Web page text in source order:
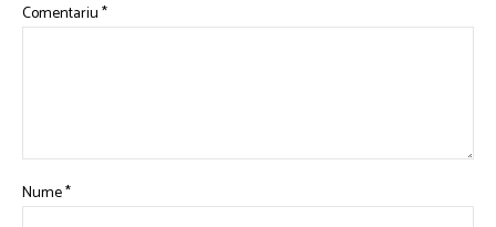
Comentariu*
Nume*